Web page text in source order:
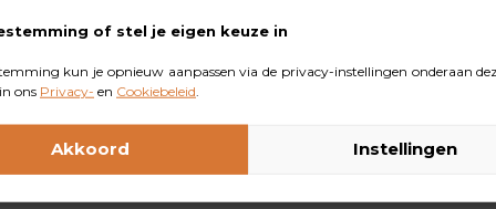
of stel je eigen keuze in
kun je opnieuw aanpassen via de privacy-instellingen onderaan
ons Privacy- en Cookiebeleid
Akkoord Instellingen
uitkiest, kan dit een waardevolle aanvulling zijn op de
Krijgt je huisdier steevast droge brokken? Dan
of kat extra vocht binnen. Snacks kunnen het dieet
je te vaak of te veel lekkers geeft. Overgewicht is
zich mee.